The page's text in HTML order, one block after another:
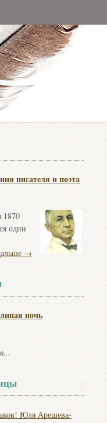
писателя и поэта
1870
один
→
ночь
Юля Арешева-